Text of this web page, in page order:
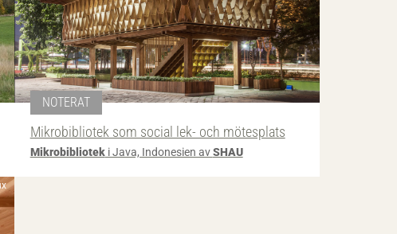
NOTERAT
Mikrobibliotek som social lek- och mötesplats
Mikrobiblioteki Java, Indonesien avSHAU